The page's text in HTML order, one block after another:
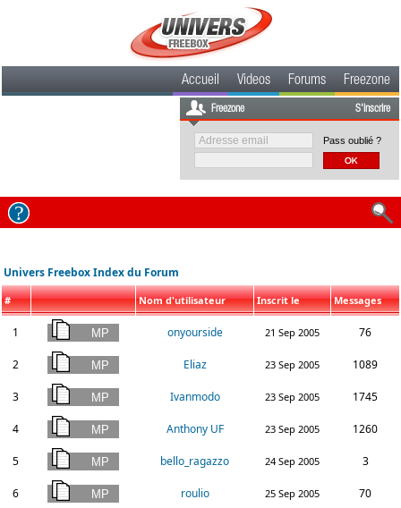
Accueil Videos Forums Freezone
Freezone S'inscrire
Pass oublié ?
Univers Freebox Index du Forum
# Nom d'utilisateur Inscrit le Messages
1 onyourside 21 Sep 2005 76
2 Eliaz 23 Sep 2005 1089
3 Ivanmodo 23 Sep 2005 1745
4 Anthony UF 23 Sep 2005 1260
5 bello_ragazzo 24 Sep 2005 3
6 roulio 25 Sep 2005 70